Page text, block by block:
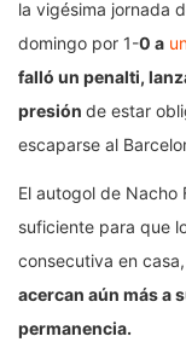
la vigésima jornada
domingo por 1-0 a
falló un penalti,
presión de estar
escaparse al
El autogol de Nacho
suficiente para que
consecutiva en casa,
acercan aún más a
permanencia.